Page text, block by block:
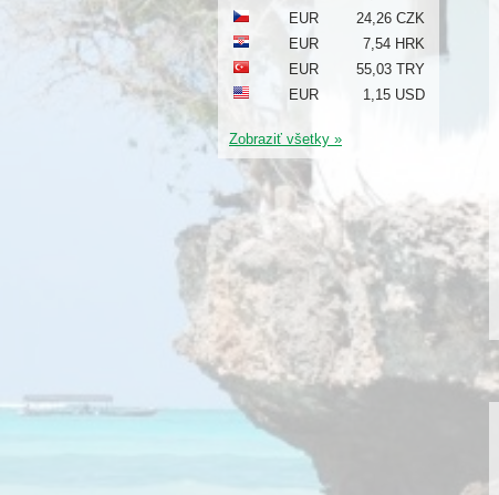
EUR
24,26 CZK
EUR
7,54 HRK
EUR
55,03 TRY
EUR
1,15 USD
Zobraziť všetky »